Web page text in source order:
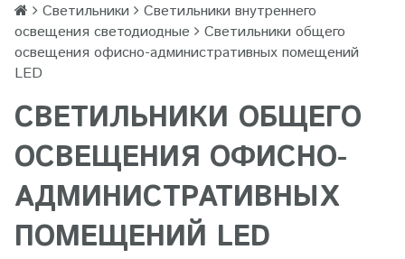
Светильники
Светильники внутреннего
освещения светодиодные
Светильники общего
освещения офисно-административных помещений
LED
СВЕТИЛЬНИКИ ОБЩЕГО
ОСВЕЩЕНИЯ ОФИСНО-
АДМИНИСТРАТИВНЫХ
ПОМЕЩЕНИЙ LED